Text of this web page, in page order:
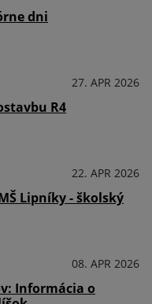
dni
27. APR 2026
R4
22. APR 2026
Lipníky - školský
08. APR 2026
Informácia o